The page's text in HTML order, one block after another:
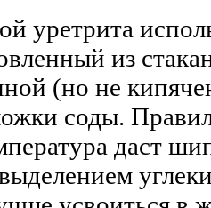
уретрита
из
(но не
соды.
даст